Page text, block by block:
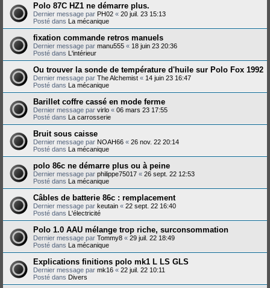
Polo 87C HZ1 ne démarre plus.
Dernier message par PH02 « 20 juil. 23 15:13
Posté dans La mécanique
fixation commande retros manuels
Dernier message par manu555 « 18 juin 23 20:36
Posté dans L'intérieur
Ou trouver la sonde de température d'huile sur Polo Fox 1992
Dernier message par The Alchemist « 14 juin 23 16:47
Posté dans La mécanique
Barillet coffre cassé en mode ferme
Dernier message par virlo « 06 mars 23 17:55
Posté dans La carrosserie
Bruit sous caisse
Dernier message par NOAH66 « 26 nov. 22 20:14
Posté dans La mécanique
polo 86c ne démarre plus ou à peine
Dernier message par philippe75017 « 26 sept. 22 12:53
Posté dans La mécanique
Câbles de batterie 86c : remplacement
Dernier message par keutain « 22 sept. 22 16:40
Posté dans L'électricité
Polo 1.0 AAU mélange trop riche, surconsommation
Dernier message par Tommy8 « 29 juil. 22 18:49
Posté dans La mécanique
Explications finitions polo mk1 L LS GLS
Dernier message par mk16 « 22 juil. 22 10:11
Posté dans Divers